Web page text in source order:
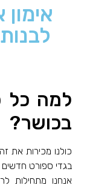
למה כל
בכושר?
כולנו מכירות את
בגדי ספורט חדשים
אנחנו מתחילות